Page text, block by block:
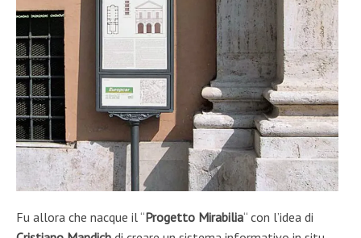
Fu allora che nacque il “Progetto Mirabilia“ con l’idea di